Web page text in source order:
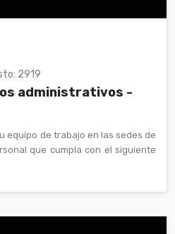
2919
administrativos -
equipo de trabajo en las sedes de
que cumpla con el siguiente